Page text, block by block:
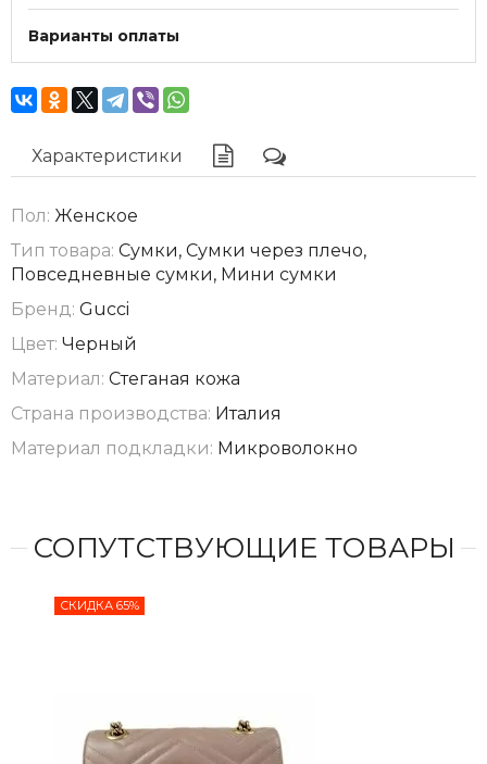
Варианты оплаты
Характеристики
Пол: Женское
Тип товара: Сумки, Сумки через плечо,
Повседневные сумки, Мини сумки
Бренд: Gucci
Цвет: Черный
Материал: Стеганая кожа
Страна производства: Италия
Материал подкладки: Микроволокно
СОПУТСТВУЮЩИЕ ТОВАРЫ
СКИДКА 65%